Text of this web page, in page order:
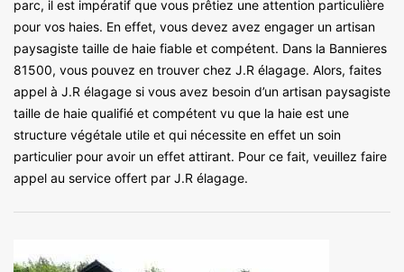
parc, il est impératif que vous prêtiez une attention particulière
pour vos haies. En effet, vous devez avez engager un artisan
paysagiste taille de haie fiable et compétent. Dans la Bannieres
81500, vous pouvez en trouver chez J.R élagage. Alors, faites
appel à J.R élagage si vous avez besoin d’un artisan paysagiste
taille de haie qualifié et compétent vu que la haie est une
structure végétale utile et qui nécessite en effet un soin
particulier pour avoir un effet attirant. Pour ce fait, veuillez faire
appel au service offert par J.R élagage.